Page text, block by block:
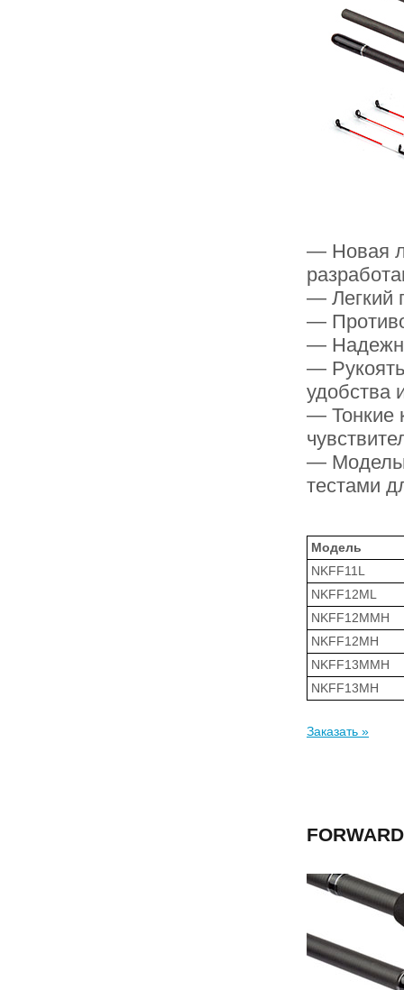
— Новая
— Легкий
—
—
—
удобства
— Тонкие
—
тестами
Модель
NKFF11L
NKFF12ML
NKFF12MMH
NKFF12MH
NKFF13MMH
NKFF13MH
Заказать »